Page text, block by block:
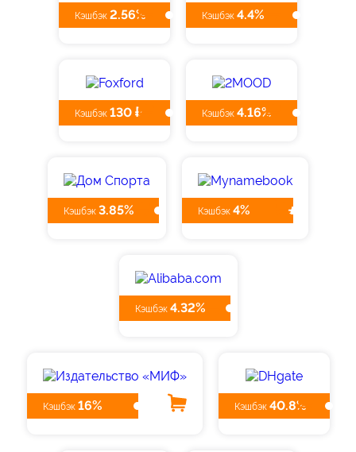
Кэшбэк 2.56% Кэшбэк 4.4%
Кэшбэк 130 ₽ Кэшбэк 4.16%
Кэшбэк 3.85% Кэшбэк 4%
Кэшбэк 4.32%
Кэшбэк 16% Кэшбэк 40.8%